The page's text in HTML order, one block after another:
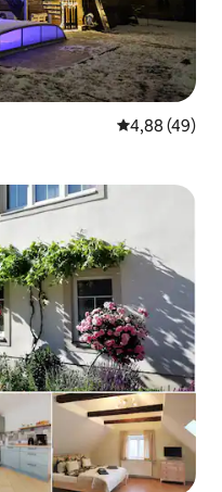
Note
4,88 (49)
plus aimés